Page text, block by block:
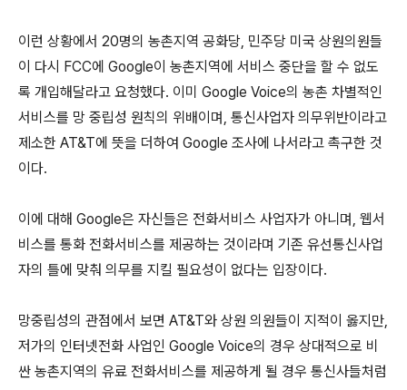
이런 상황에서 20명의 농촌지역 공화당, 민주당 미국 상원의원들
이 다시 FCC에 Google이 농촌지역에 서비스 중단을 할 수 없도
록 개입해달라고 요청했다. 이미 Google Voice의 농촌 차별적인
서비스를 망 중립성 원칙의 위배이며, 통신사업자 의무위반이라고
제소한 AT&T에 뜻을 더하여 Google 조사에 나서라고 촉구한 것
이다.
이에 대해 Google은 자신들은 전화서비스 사업자가 아니며, 웹서
비스를 통화 전화서비스를 제공하는 것이라며 기존 유선통신사업
자의 틀에 맞춰 의무를 지킬 필요성이 없다는 입장이다.
망중립성의 관점에서 보면 AT&T와 상원 의원들이 지적이 옳지만,
저가의 인터넷전화 사업인 Google Voice의 경우 상대적으로 비
싼 농촌지역의 유료 전화서비스를 제공하게 될 경우 통신사들처럼